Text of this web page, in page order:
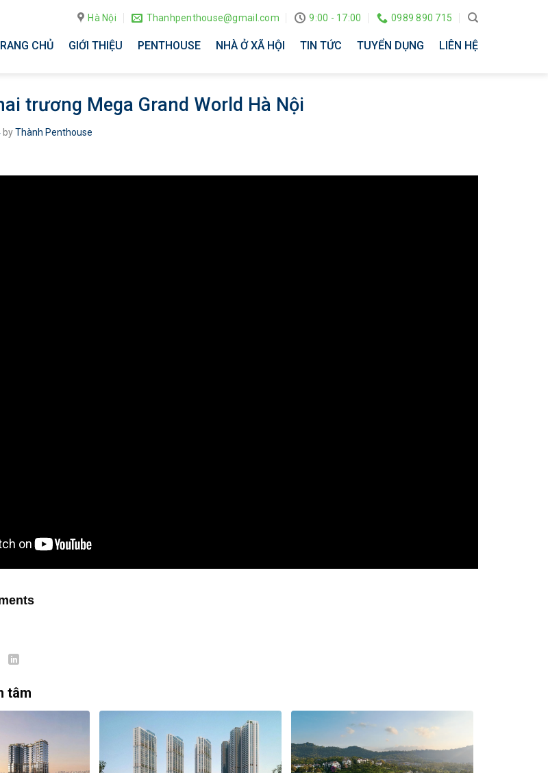
Hà Nội Thanhpenthouse@gmail.com 9:00 - 17:00 0989 890 715
CHỦ GIỚI THIỆU PENTHOUSE NHÀ Ở XÃ HỘI TIN TỨC TUYỂN DỤNG LIÊN HỆ
trương Mega Grand World Hà Nội
byThành Penthouse
tâm